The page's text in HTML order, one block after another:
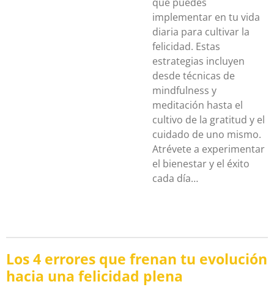
implementar en tu vida
diaria para cultivar la
felicidad. Estas
estrategias incluyen
desde técnicas de
mindfulness y
meditación hasta el
cultivo de la gratitud y el
cuidado de uno mismo.
Atrévete a experimentar
el bienestar y el éxito
cada día…
Los 4 errores que frenan tu evolución
hacia una felicidad plena